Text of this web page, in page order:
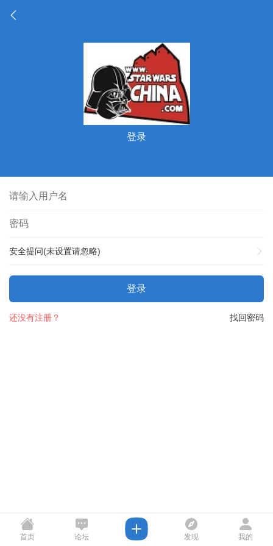
登录
安全提问(未设置请忽略)
登录
找回密码
还没有注册？
首页 论坛 发现 我的